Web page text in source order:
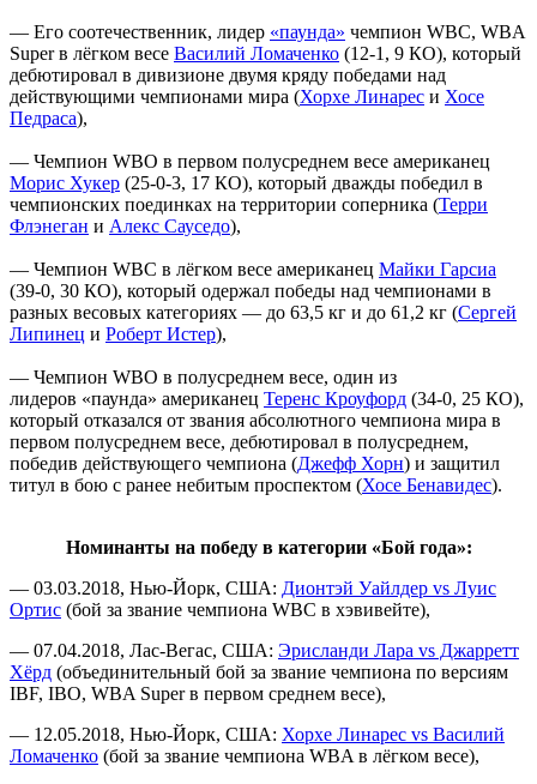
— Его соотечественник, лидер «паунда» чемпион WBC, WBA
Super в лёгком весе Василий Ломаченко (12-1, 9 КО), который
дебютировал в дивизионе двумя кряду победами над
действующими чемпионами мира (Хорхе Линарес и Хосе
Педраса),
— Чемпион WBO в первом полусреднем весе американец
Морис Хукер (25-0-3, 17 КО), который дважды победил в
чемпионских поединках на территории соперника (Терри
Флэнеган и Алекс Сауседо),
— Чемпион WBC в лёгком весе американец Майки Гарсиа
(39-0, 30 КО), который одержал победы над чемпионами в
разных весовых категориях — до 63,5 кг и до 61,2 кг (Сергей
Липинец и Роберт Истер),
— Чемпион WBO в полусреднем весе, один из
лидеров «паунда» американец Теренс Кроуфорд (34-0, 25 КО),
который отказался от звания абсолютного чемпиона мира в
первом полусреднем весе, дебютировал в полусреднем,
победив действующего чемпиона (Джефф Хорн) и защитил
титул в бою с ранее небитым проспектом (Хосе Бенавидес).
Номинанты на победу в категории «Бой года»:
— 03.03.2018, Нью-Йорк, США: Дионтэй Уайлдер vs Луис
Ортис (бой за звание чемпиона WBC в хэвивейте),
— 07.04.2018, Лас-Вегас, США: Эрисланди Лара vs Джарретт
Хёрд (объединительный бой за звание чемпиона по версиям
IBF, IBO, WBA Super в первом среднем весе),
— 12.05.2018, Нью-Йорк, США: Хорхе Линарес vs Василий
Ломаченко (бой за звание чемпиона WBA в лёгком весе),